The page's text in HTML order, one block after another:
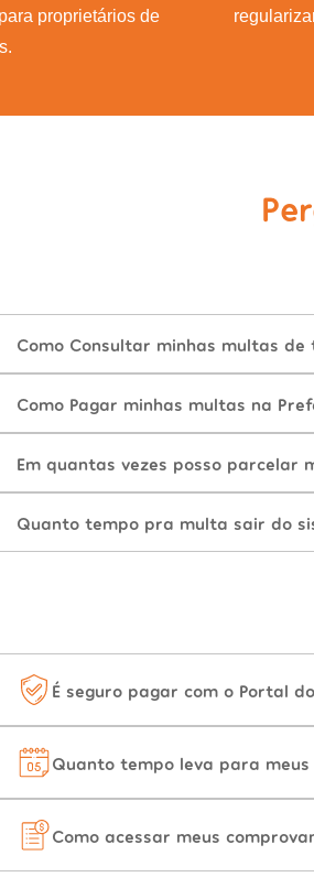
proprietários de
Como Consultar minhas multas
Como Pagar minhas multas na
Em quantas vezes posso parcelar
Quanto tempo pra multa sair do
É seguro pagar com o Portal
Quanto tempo leva para meus
Como acessar meus